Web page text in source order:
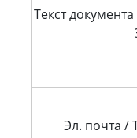
Текст
Эл. почта /